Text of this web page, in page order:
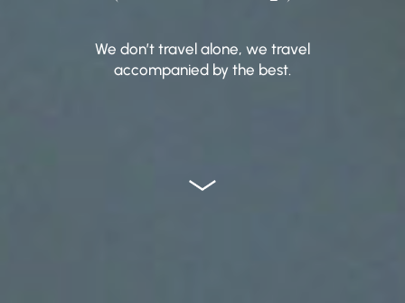
We don’t travel alone, we travel
accompanied by the best.